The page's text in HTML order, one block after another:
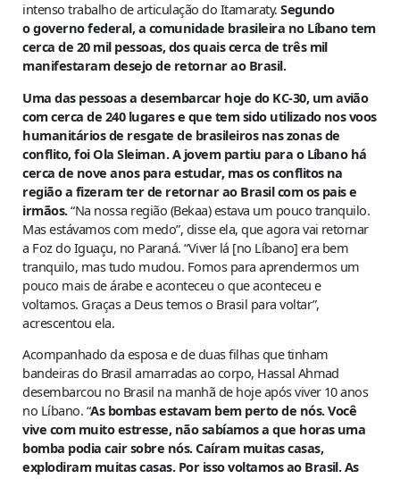
intenso trabalho de articulação do Itamaraty.Segundo
o governo federal, a comunidade brasileira no Líbano tem
cerca de 20 mil pessoas, dos quais cerca de três mil
manifestaram desejo de retornar ao Brasil.
Uma das pessoas a desembarcar hoje do KC-30, um avião
com cerca de 240 lugares e que tem sido utilizado nos voos
humanitários de resgate de brasileiros nas zonas de
conflito, foi Ola Sleiman. A jovem partiu para o Líbano há
cerca de nove anos para estudar, mas os conflitos na
região a fizeram ter de retornar ao Brasil com os pais e
irmãos.“Na nossa região (Bekaa) estava um pouco tranquilo.
Mas estávamos com medo”, disse ela, que agora vai retornar
a Foz do Iguaçu, no Paraná. “Viver lá [no Líbano] era bem
tranquilo, mas tudo mudou. Fomos para aprendermos um
pouco mais de árabe e aconteceu o que aconteceu e
voltamos. Graças a Deus temos o Brasil para voltar”,
acrescentou ela.
Acompanhado da esposa e de duas filhas que tinham
bandeiras do Brasil amarradas ao corpo, Hassal Ahmad
desembarcou no Brasil na manhã de hoje após viver 10 anos
no Líbano. “As bombas estavam bem perto de nós. Você
vive com muito estresse, não sabíamos a que horas uma
bomba podia cair sobre nós. Caíram muitas casas,
explodiram muitas casas. Por isso voltamos ao Brasil. As